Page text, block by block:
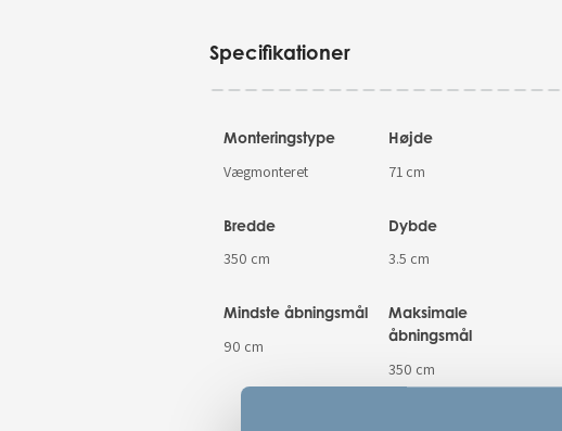
Specifikationer
Monteringstype
Vægmonteret
Højde
71 cm
Bredde
350 cm
Dybde
3.5 cm
Mindste åbningsmål
90 cm
Maksimale
åbningsmål
350 cm